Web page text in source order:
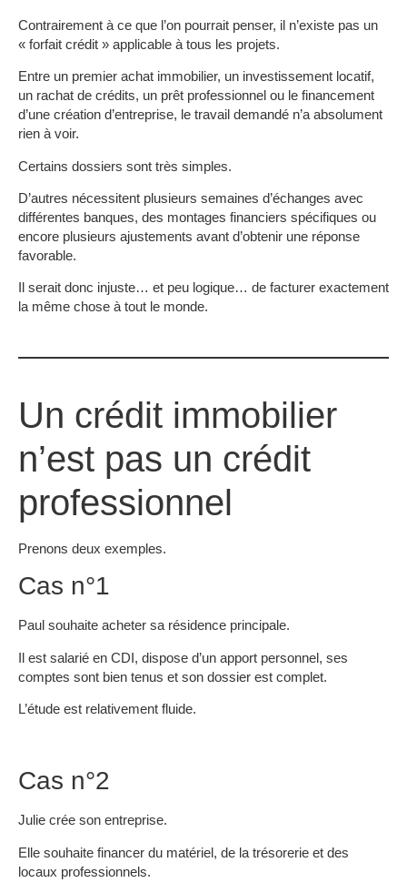
Contrairement à ce que l’on pourrait penser, il n’existe pas un
« forfait crédit » applicable à tous les projets.
Entre un premier achat immobilier, un investissement locatif,
un rachat de crédits, un prêt professionnel ou le financement
d’une création d’entreprise, le travail demandé n’a absolument
rien à voir.
Certains dossiers sont très simples.
D’autres nécessitent plusieurs semaines d’échanges avec
différentes banques, des montages financiers spécifiques ou
encore plusieurs ajustements avant d’obtenir une réponse
favorable.
Il serait donc injuste… et peu logique… de facturer exactement
la même chose à tout le monde.
Un crédit immobilier
n’est pas un crédit
professionnel
Prenons deux exemples.
Cas n°1
Paul souhaite acheter sa résidence principale.
Il est salarié en CDI, dispose d’un apport personnel, ses
comptes sont bien tenus et son dossier est complet.
L’étude est relativement fluide.
Cas n°2
Julie crée son entreprise.
Elle souhaite financer du matériel, de la trésorerie et des
locaux professionnels.